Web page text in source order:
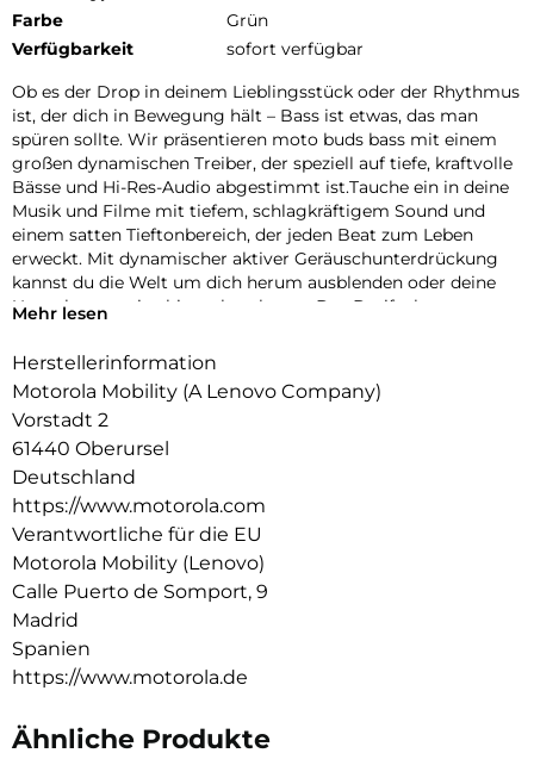
Farbe
Grün
Verfügbarkeit
sofort verfügbar
Ob es der Drop in deinem Lieblingsstück oder der Rhythmus
ist, der dich in Bewegung hält – Bass ist etwas, das man
spüren sollte. Wir präsentieren moto buds bass mit einem
großen dynamischen Treiber, der speziell auf tiefe, kraftvolle
Bässe und Hi-Res-Audio abgestimmt ist.Tauche ein in deine
Musik und Filme mit tiefem, schlagkräftigem Sound und
einem satten Tieftonbereich, der jeden Beat zum Leben
erweckt. Mit dynamischer aktiver Geräuschunterdrückung
kannst du die Welt um dich herum ausblenden oder deine
Umgebung weiterhin wahrnehmen. Das Dreifach-
Sprachanrufe. Und mit der Moto Buds-App kannst du dein
und dazu noch jede Menge Spielzeit, Schnellladen und ein
wasserabweisendes Design. Fühle, wie der Beat zum Leben
erwacht mit moto buds bass.
Mehr lesen
Herstellerinformation
Motorola Mobility (A Lenovo Company)
Vorstadt 2
61440 Oberursel
Deutschland
https://www.motorola.com
Verantwortliche für die EU
Motorola Mobility (Lenovo)
Calle Puerto de Somport, 9
Madrid
Spanien
https://www.motorola.de
Ähnliche Produkte